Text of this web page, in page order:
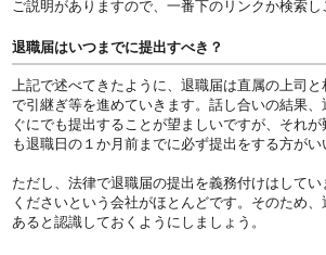
ご説明がありますので、一番下のリンクか検索し
退職届はいつまでに提出すべき？
上記で述べてきたように、退職届は直属の上司と
で引継ぎ等を進めていきます。話し合いの結果
ぐにでも提出することが望ましいですが、それ
も退職日の１か月前までに必ず提出をする方がい
ただし、法律で退職届の提出を義務付けはして
くださいという会社がほとんどです。そのため
あると認識しておくようにしましょう。